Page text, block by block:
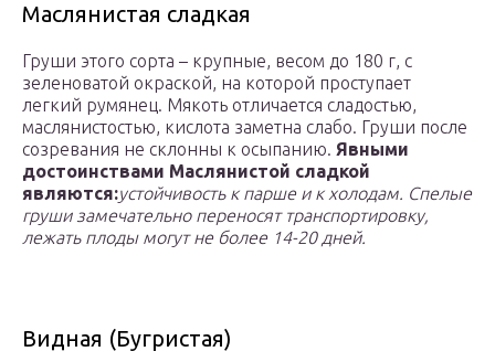
Маслянистая сладкая
Груши этого сорта – крупные, весом до 180 г, с
зеленоватой окраской, на которой проступает
легкий румянец. Мякоть отличается сладостью,
маслянистостью, кислота заметна слабо. Груши после
созревания не склонны к осыпанию. Явными
достоинствами Маслянистой сладкой
являются:устойчивость к парше и к холодам. Спелые
груши замечательно переносят транспортировку,
лежать плоды могут не более 14-20 дней.
Видная (Бугристая)